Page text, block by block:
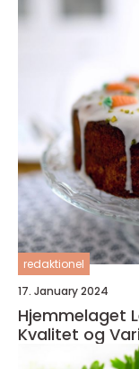
redaktionel
17. January 2024
Hjemmelaget
Kvalitet og